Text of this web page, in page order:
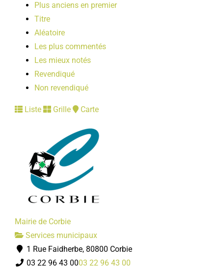
Plus anciens en premier
Titre
Aléatoire
Les plus commentés
Les mieux notés
Revendiqué
Non revendiqué
Liste Grille Carte
Mairie de Corbie
Services municipaux
1 Rue Faidherbe, 80800 Corbie
03 22 96 43 0003 22 96 43 00